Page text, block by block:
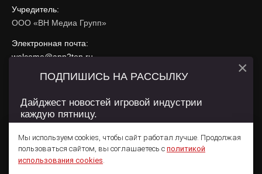
Учредитель:
ООО «ВН Медиа Групп»
Электронная почта:
welcome@app2top.ru
При использовании материалов активная ссылка на
Сайт использует IP адреса, cookie, данные геолокации
использования содержатся вПолитике конфиденциальностии
Пользовательском соглашении .
Мы используем cookies, чтобы сайт работал лучше. Продолжая
пользоваться сайтом, вы соглашаетесь с политикой
использования cookies.
ПОДПИШИСЬ НА РАССЫЛКУ
Дайджест новостей игровой индустрии
каждую пятницу.
×